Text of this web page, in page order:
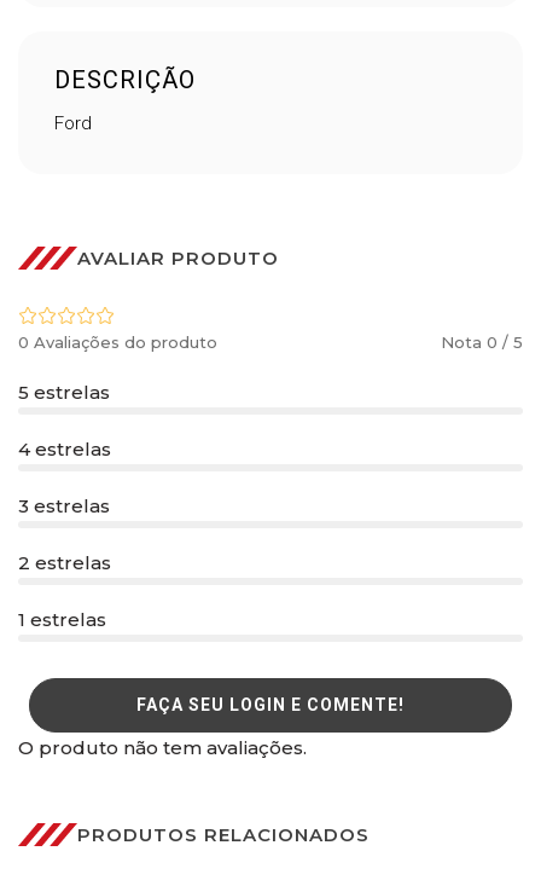
DESCRIÇÃO
Ford
AVALIAR PRODUTO
0 Avaliações do produto Nota 0 / 5
5 estrelas
4 estrelas
3 estrelas
2 estrelas
1 estrelas
FAÇA SEU LOGIN E COMENTE!
O produto não tem avaliações.
PRODUTOS RELACIONADOS